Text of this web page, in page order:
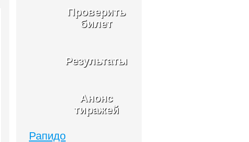
Проверить
билет
Результаты
Анонс
тиражей
Рапидо